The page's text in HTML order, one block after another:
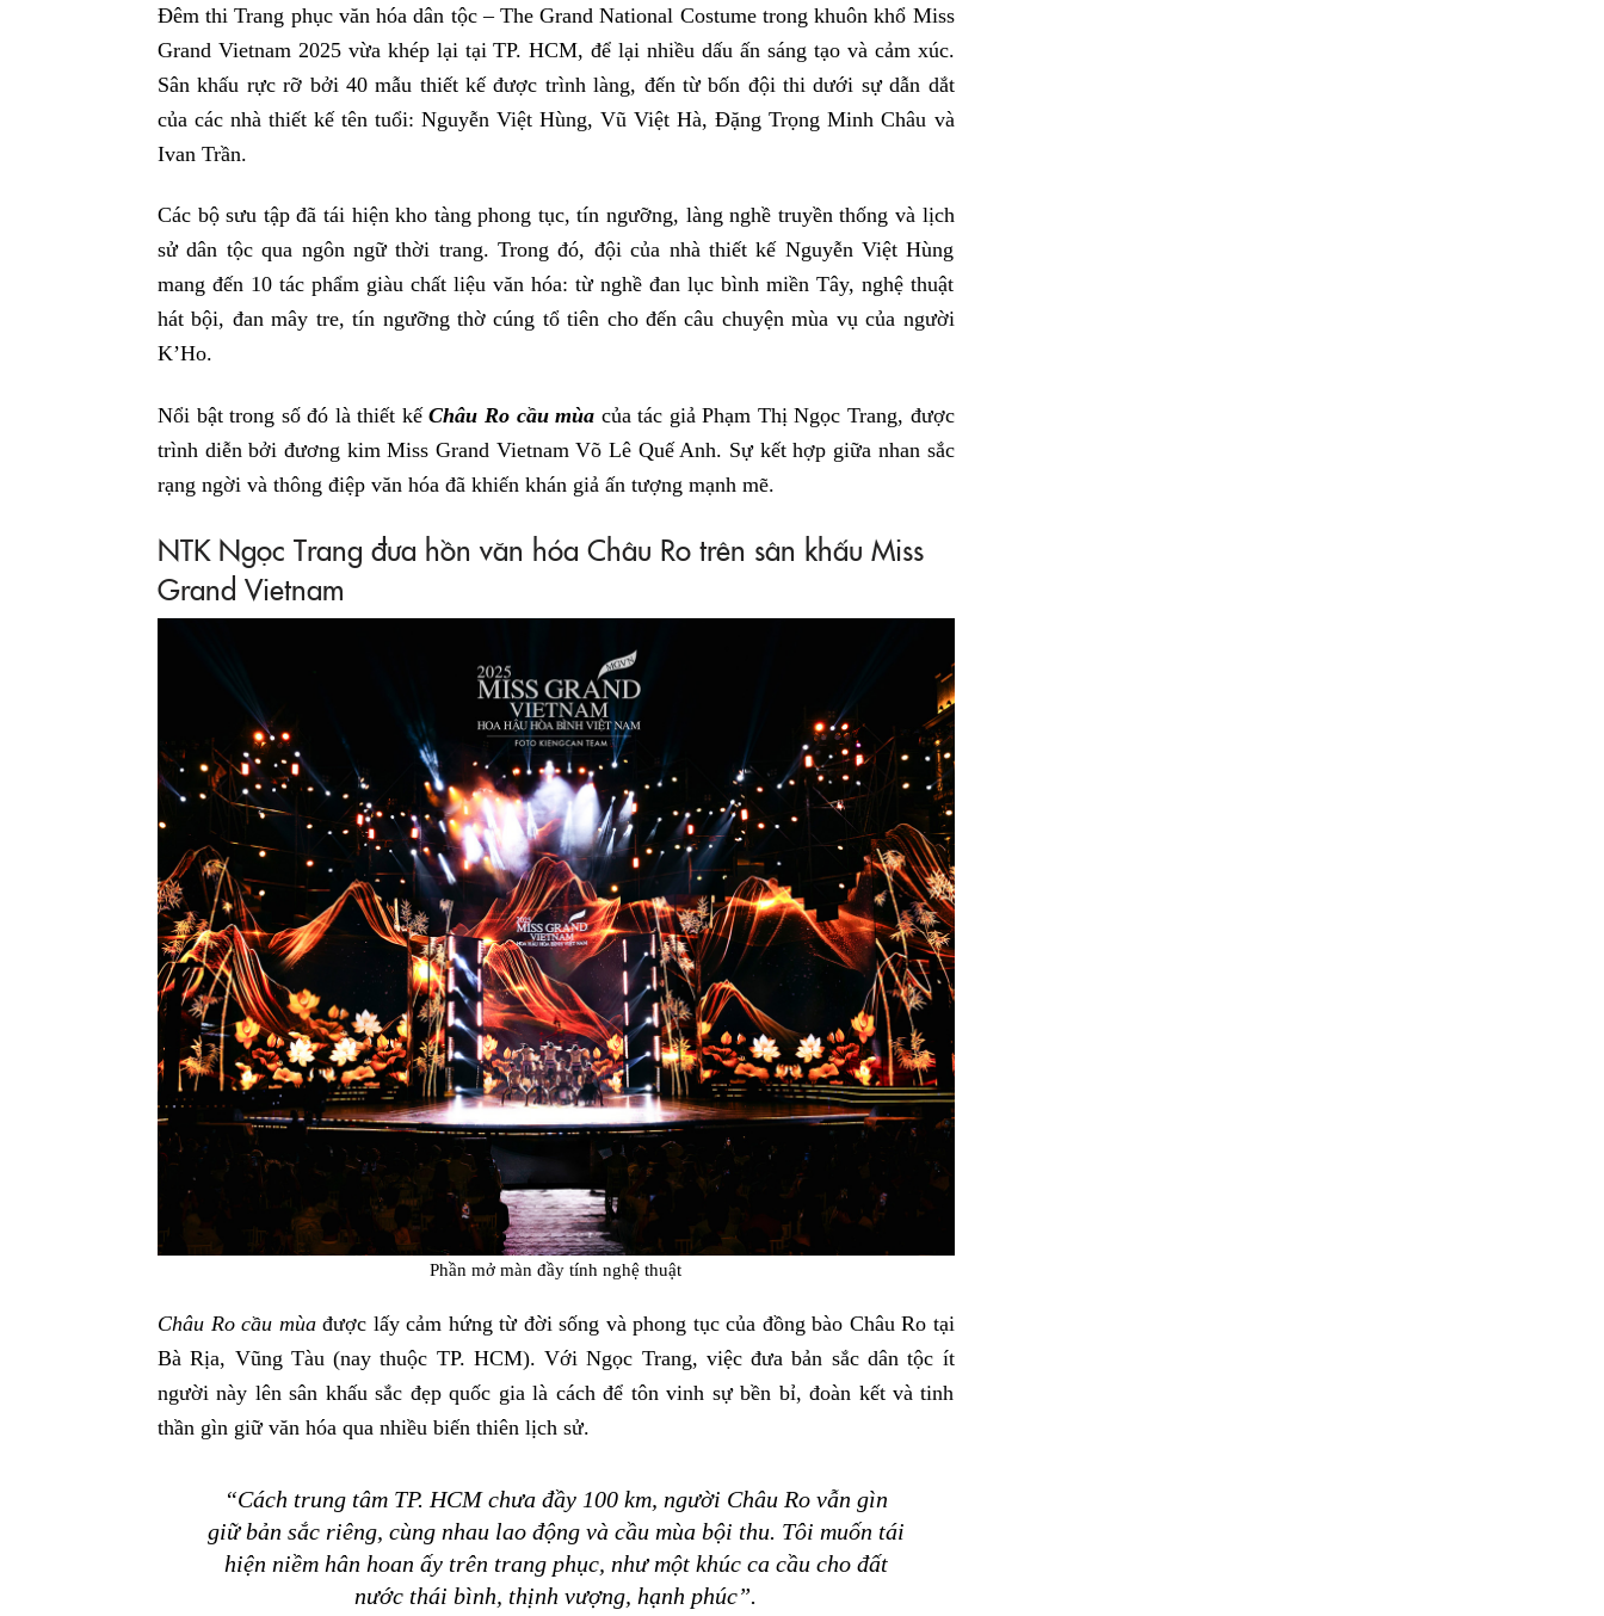
Đêm thi Trang phục văn hóa dân tộc – The Grand National Costume trong khuôn khổ Miss
Grand Vietnam 2025 vừa khép lại tại TP. HCM, để lại nhiều dấu ấn sáng tạo và cảm xúc.
Sân khấu rực rỡ bởi 40 mẫu thiết kế được trình làng, đến từ bốn đội thi dưới sự dẫn dắt
của các nhà thiết kế tên tuổi: Nguyễn Việt Hùng, Vũ Việt Hà, Đặng Trọng Minh Châu và
Ivan Trần.
Các bộ sưu tập đã tái hiện kho tàng phong tục, tín ngưỡng, làng nghề truyền thống và lịch
sử dân tộc qua ngôn ngữ thời trang. Trong đó, đội của nhà thiết kế Nguyễn Việt Hùng
mang đến 10 tác phẩm giàu chất liệu văn hóa: từ nghề đan lục bình miền Tây, nghệ thuật
hát bội, đan mây tre, tín ngưỡng thờ cúng tổ tiên cho đến câu chuyện mùa vụ của người
K’Ho.
Nổi bật trong số đó là thiết kếChâu Ro cầu mùa của tác giả Phạm Thị Ngọc Trang, được
trình diễn bởi đương kim Miss Grand Vietnam Võ Lê Quế Anh. Sự kết hợp giữa nhan sắc
rạng ngời và thông điệp văn hóa đã khiến khán giả ấn tượng mạnh mẽ.
NTK Ngọc Trang đưa hồn văn hóa Châu Ro trên sân khấu Miss
Grand Vietnam
Phần mở màn đầy tính nghệ thuật
Châu Ro cầu mùađược lấy cảm hứng từ đời sống và phong tục của đồng bào Châu Ro tại
Bà Rịa, Vũng Tàu (nay thuộc TP. HCM). Với Ngọc Trang, việc đưa bản sắc dân tộc ít
người này lên sân khấu sắc đẹp quốc gia là cách để tôn vinh sự bền bỉ, đoàn kết và tinh
thần gìn giữ văn hóa qua nhiều biến thiên lịch sử.
“Cách trung tâm TP. HCM chưa đầy 100 km, người Châu Ro vẫn gìn
giữ bản sắc riêng, cùng nhau lao động và cầu mùa bội thu. Tôi muốn tái
hiện niềm hân hoan ấy trên trang phục, như một khúc ca cầu cho đất
nước thái bình, thịnh vượng, hạnh phúc”.